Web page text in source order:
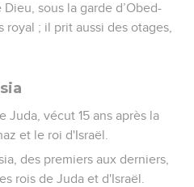
sous la garde d’Obed-
royal ; il prit aussi des otages,
Juda, vécut 15 ans après la
et le roi d'Israël.
des premiers aux derniers,
rois de Juda et d'Israël.